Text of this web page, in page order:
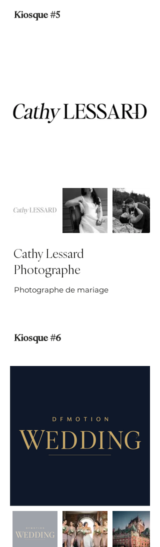
Kiosque #5
Cathy Lessard
Photographe
Photographe de mariage
Kiosque #6